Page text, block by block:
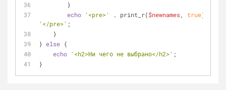
        }
echo '<pre>' . print_r($newnames, true
'</pre>' ;
    }
} else {
echo '<h2>Ни чего не выбрано</h2>' ;
}